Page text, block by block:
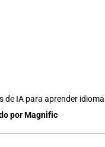
de IA para aprender
por Magnific